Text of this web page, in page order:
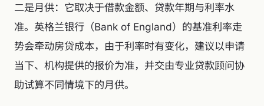
二是月供：它取决于借款金额、贷款年期与利率水
准。英格兰银行（Bank of England）的基准利率走
势会牵动房贷成本，由于利率时有变化，建议以申请
当下、机构提供的报价为准，并交由专业贷款顾问协
助试算不同情境下的月供。